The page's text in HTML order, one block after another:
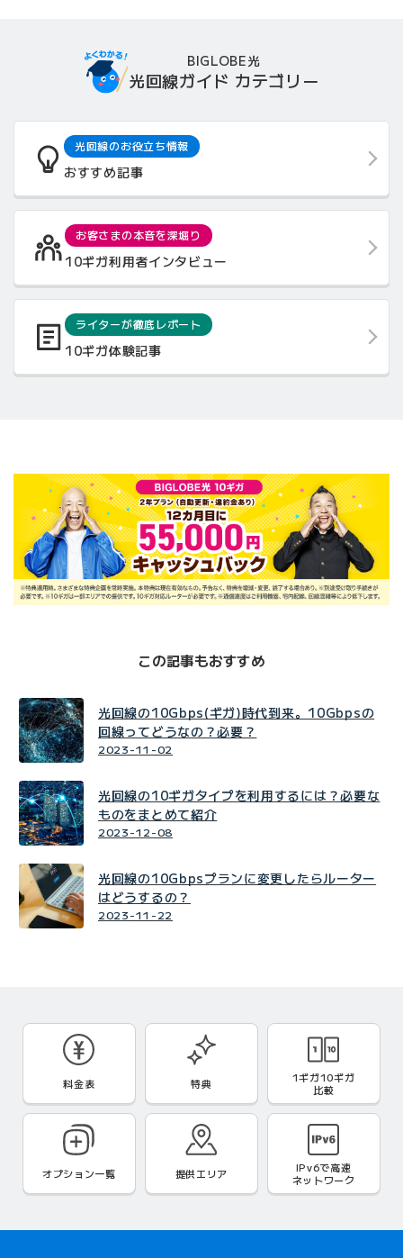
BIGLOBE光
光回線ガイド カテゴリー
光回線のお役立ち情報
おすすめ記事
お客さまの本音を深堀り
10ギガ利用者インタビュー
ライターが徹底レポート
10ギガ体験記事
この記事もおすすめ
光回線の10Gbps(ギガ)時代到来。10Gbpsの
回線ってどうなの？必要？
2023-11-02
光回線の10ギガタイプを利用するには？必要な
ものをまとめて紹介
2023-12-08
光回線の10Gbpsプランに変更したらルーター
はどうするの？
2023-11-22
料金表 特典
1ギガ10ギガ
比較
オプション一覧 提供エリア IPv6で高速
ネットワーク